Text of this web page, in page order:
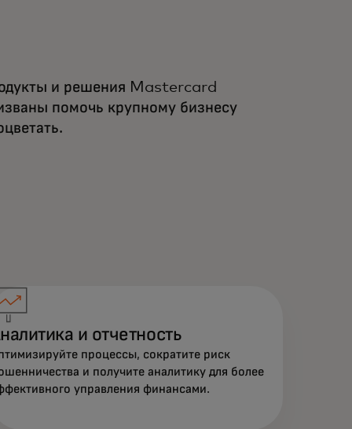
и решения Mastercard
помочь крупному бизнесу
и отчетность
процессы, сократите риск
и получите аналитику для более
управления финансами.